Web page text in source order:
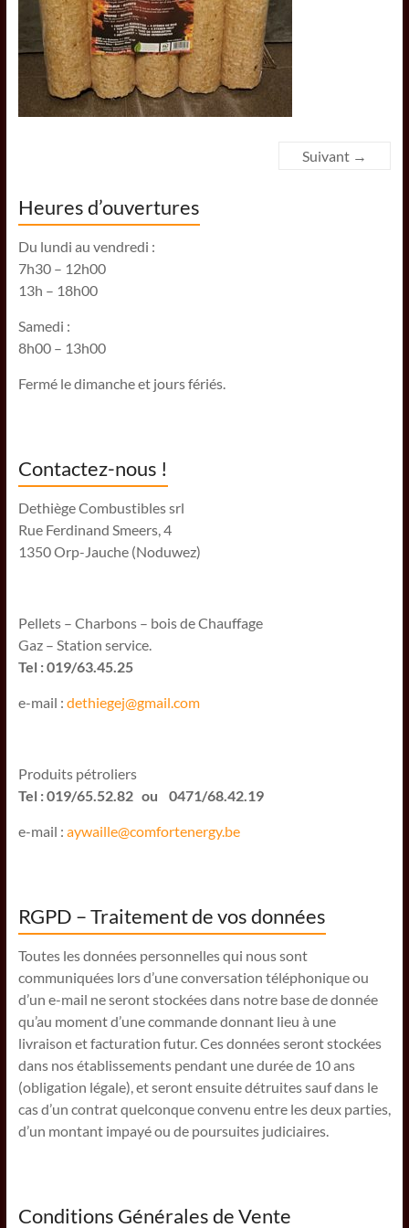
Suivant →
Heures d’ouvertures
Du lundi au vendredi :
7h30 – 12h00
13h – 18h00
Samedi :
8h00 – 13h00
Fermé le dimanche et jours fériés.
Contactez-nous !
Dethiège Combustibles srl
Rue Ferdinand Smeers, 4
1350 Orp-Jauche (Noduwez)
Pellets – Charbons – bois de Chauffage
Gaz – Station service.
Tel : 019/63.45.25
e-mail : dethiegej@gmail.com
Produits pétroliers
Tel : 019/65.52.82 ou 0471/68.42.19
e-mail : aywaille@comfortenergy.be
RGPD – Traitement de vos données
Toutes les données personnelles qui nous sont
communiquées lors d’une conversation téléphonique ou
d’un e-mail ne seront stockées dans notre base de donnée
qu’au moment d’une commande donnant lieu à une
livraison et facturation futur. Ces données seront stockées
dans nos établissements pendant une durée de 10 ans
(obligation légale), et seront ensuite détruites sauf dans le
cas d’un contrat quelconque convenu entre les deux parties,
d’un montant impayé ou de poursuites judiciaires.
Conditions Générales de Vente